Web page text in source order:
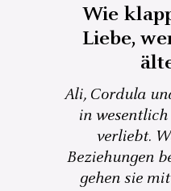
Wie
Liebe,
Ali, Cordula
in
verliebt.
Beziehungen
gehen sie